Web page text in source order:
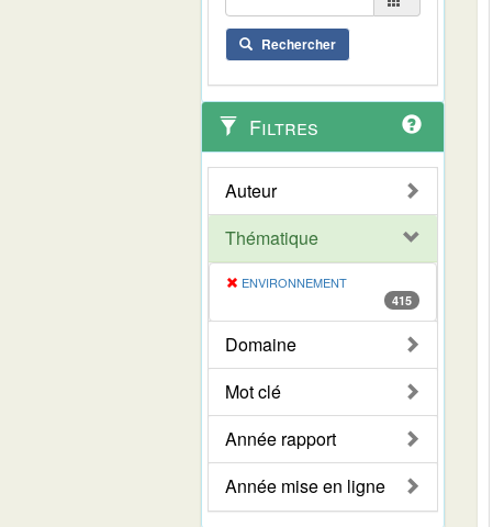
Rechercher
Filtres
Auteur
Thématique
ENVIRONNEMENT
415
Domaine
Mot clé
Année rapport
Année mise en ligne